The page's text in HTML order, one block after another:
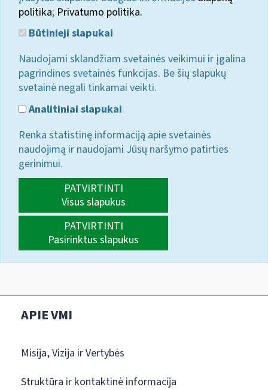
politika; Privatumo politika.
Būtinieji slapukai
Naudojami sklandžiam svetainės veikimui ir įgalina
pagrindines svetainės funkcijas. Be šių slapukų
svetainė negali tinkamai veikti.
Analitiniai slapukai
Renka statistinę informaciją apie svetainės
naudojimą ir naudojami Jūsų naršymo patirties
gerinimui.
PATVIRTINTI
Visus slapukus
PATVIRTINTI
Pasirinktus slapukus
APIE VMI
Misija, Vizija ir Vertybės
Struktūra ir kontaktinė informacija